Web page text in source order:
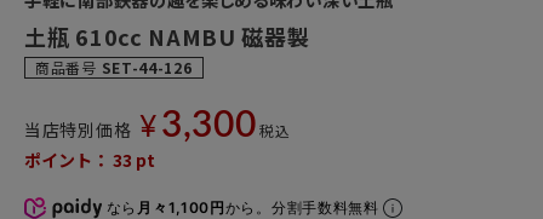
土瓶 610cc NAMBU 磁器製
商品番号 SET-44-126
当店特別価格 ¥ 3,300 税込
ポイント： 33 pt
なら 月々1,100円から。分割手数料無料